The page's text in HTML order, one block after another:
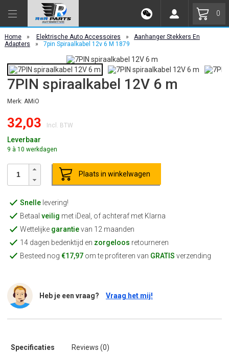
0
Home » Elektrische Auto Accessoires »
Aanhanger Stekkers En
Adapters
» 7pin Spiraalkabel 12v 6 M 1879
7PIN spiraalkabel 12V 6 m
Merk: AMiO
32,03 Incl. BTW
Leverbaar
9 à 10 werkdagen
Plaats in winkelwagen
Snellelevering!
Betaal veilig met iDeal, of achteraf met Klarna
Wettelijke garantievan 12 maanden
14 dagen bedenktijd en zorgeloos retourneren
Besteed nog €17,97om te profiteren van GRATIS verzending
Heb je een vraag? Vraag het mij!
Specificaties Reviews (0)